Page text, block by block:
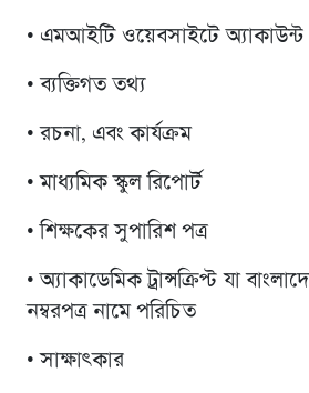
• এমআইটি ওয়েবসাইটে অ্যাকাউন্ট
• ব্যক্তিগত তথ্য
• রচনা, এবং কার্যক্রম
• মাধ্যমিক স্কুল রিপোর্ট
• শিক্ষকের সুপারিশ পত্র
• অ্যাকাডেমিক ট্রান্সক্রিপ্ট যা
নম্বরপত্র নামে পরিচিত
• সাক্ষাৎকার